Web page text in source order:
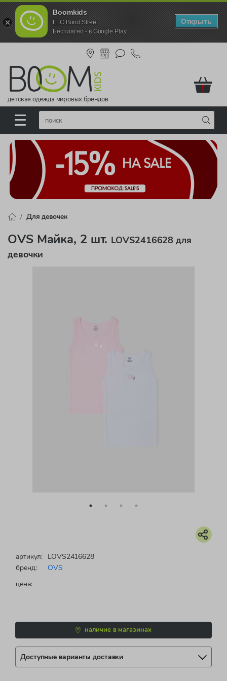
Boomkids
LLC Bond Street
Бесплатно - в Google Play
Открыть
детская одежда мировых брендов
!
Для девочек
OVS Майка, 2 шт. LOVS2416628 для
девочки
артикул: LOVS2416628
бренд:
OVS
цена:
наличие в магазинах
Доступные варианты доставки